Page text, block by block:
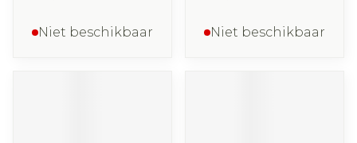
Niet beschikbaar Niet beschikbaar